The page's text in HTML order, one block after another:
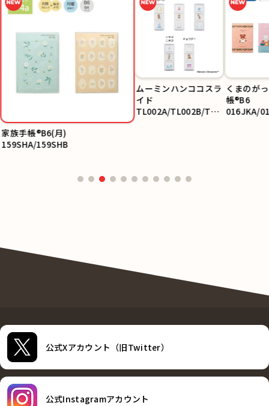
家族手帳®B6(月)
159SHA/159SHB
ムーミンハンココスラ
イド
TL002A/TL002B/TL0
くまのが
帳®B6
016JKA/
公式Xアカウント（旧Twitter）
公式Instagramアカウント